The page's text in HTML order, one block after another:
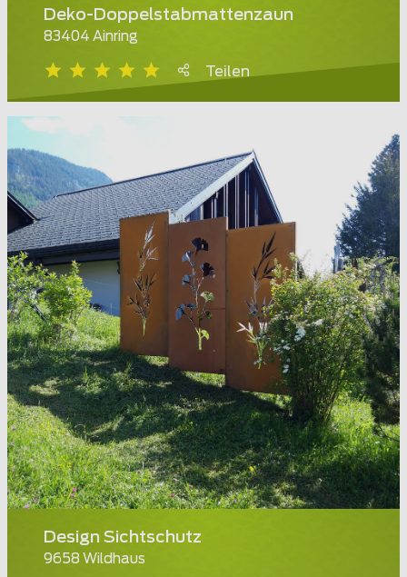
Deko-Doppelstabmattenzaun
83404 Ainring
Teilen
Design Sichtschutz
9658 Wildhaus